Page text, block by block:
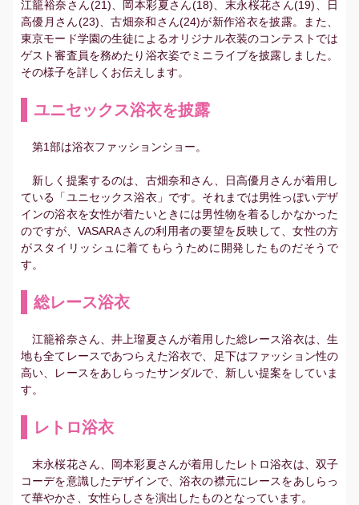
江籠裕奈さん(21)、岡本彩夏さん(18)、末永桜花さん(19)、日
高優月さん(23)、古畑奈和さん(24)が新作浴衣を披露。また、
東京モード学園の生徒によるオリジナル衣装のコンテストでは
ゲスト審査員を務めたり浴衣姿でミニライブを披露しました。
その様子を詳しくお伝えします。
ユニセックス浴衣を披露
第1部は浴衣ファッションショー。
新しく提案するのは、古畑奈和さん、日高優月さんが着用し
ている「ユニセックス浴衣」です。それまでは男性っぽいデザ
インの浴衣を女性が着たいときには男性物を着るしかなかった
のですが、VASARAさんの利用者の要望を反映して、女性の方
がスタイリッシュに着てもらうために開発したものだそうで
す。
総レース浴衣
江籠裕奈さん、井上瑠夏さんが着用した総レース浴衣は、生
地も全てレースであつらえた浴衣で、足下はファッション性の
高い、レースをあしらったサンダルで、新しい提案をしていま
す。
レトロ浴衣
末永桜花さん、岡本彩夏さんが着用したレトロ浴衣は、双子
コーデを意識したデザインで、浴衣の襟元にレースをあしらっ
て華やかさ、女性らしさを演出したものとなっています。